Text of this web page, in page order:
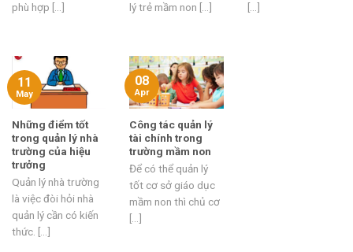
phù hợp [...]
lý trẻ mầm non [...]
[...]
Những điểm tốt
trong quản lý nhà
trường của hiệu
trưởng
Quản lý nhà trường
là việc đòi hỏi nhà
quản lý cần có kiến
thức. [...]
11
May
Công tác quản lý
tài chính trong
trường mầm non
Để có thể quản lý
tốt cơ sở giáo dục
mầm non thì chủ cơ
[...]
08
Apr